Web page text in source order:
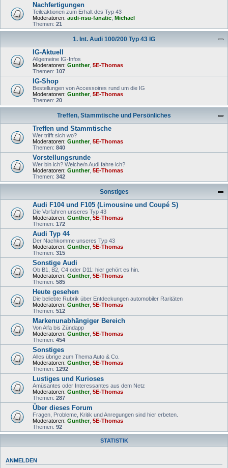
Nachfertigungen
Teileaktionen zum Erhalt des Typ 43
Moderatoren: audi-nsu-fanatic Michael
Themen: 21
1. Int. Audi 100/200 Typ 43 IG
IG-Aktuell
Allgemeine IG-Infos
Moderatoren: Gunther, 5E-Thomas
Themen: 107
IG-Shop
Bestellungen von Accessoires rund um die IG
Moderatoren: Gunther, 5E-Thomas
Themen: 20
Treffen, Stammtische und Persönliches
Treffen und Stammtische
Wer trifft sich wo?
Moderatoren: Gunther, 5E-Thomas
Themen: 840
Vorstellungsrunde
Wer bin ich? Welche/n Audi fahre ich?
Moderatoren: Gunther, 5E-Thomas
Themen: 342
Sonstiges
Audi F104 und F105 (Limousine und Coupé S)
Die Vorfahren unseres Typ 43
Moderatoren: Gunther, 5E-Thomas
Themen: 172
Audi Typ 44
Der Nachkomme unseres Typ 43
Moderatoren: Gunther, 5E-Thomas
Themen: 315
Sonstige Audi
Ob B1, B2, C4 oder D11: hier gehört es hin.
Moderatoren: Gunther, 5E-Thomas
Themen: 585
Heute gesehen
Die beliebte Rubrik über Entdeckungen automobiler Raritäten
Moderatoren: Gunther, 5E-Thomas
Themen: 512
Markenunabhängiger Bereich
Von Alfa bis Zündapp
Moderatoren: Gunther, 5E-Thomas
Themen: 454
Sonstiges
Alles übrige zum Thema Auto & Co.
Moderatoren: Gunther, 5E-Thomas
Themen: 1292
Lustiges und Kurioses
Amüsantes oder Interessantes aus dem Netz
Moderatoren: Gunther, 5E-Thomas
Themen: 287
Über dieses Forum
Fragen, Probleme, Kritik und Anregungen sind hier erbeten.
Moderatoren: Gunther, 5E-Thomas
Themen: 92
STATISTIK
ANMELDEN